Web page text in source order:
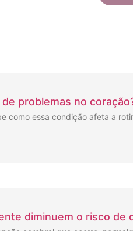
problemas no
como essa condição afeta a
diminuem o risco de